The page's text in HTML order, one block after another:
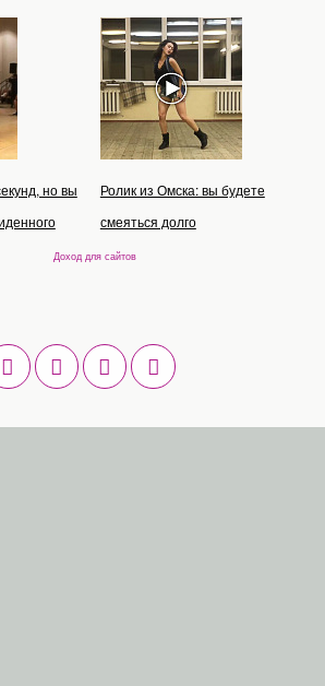
но вы
Ролик из Омска: вы будете
смеяться долго
Доход для сайтов